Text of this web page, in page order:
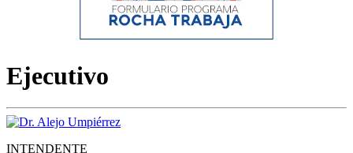
Ejecutivo
INTENDENTE